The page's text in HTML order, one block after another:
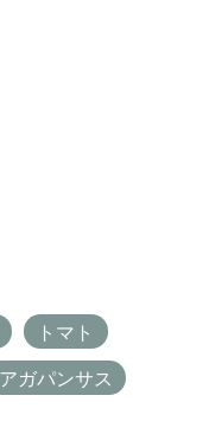
トマト
アガパンサス